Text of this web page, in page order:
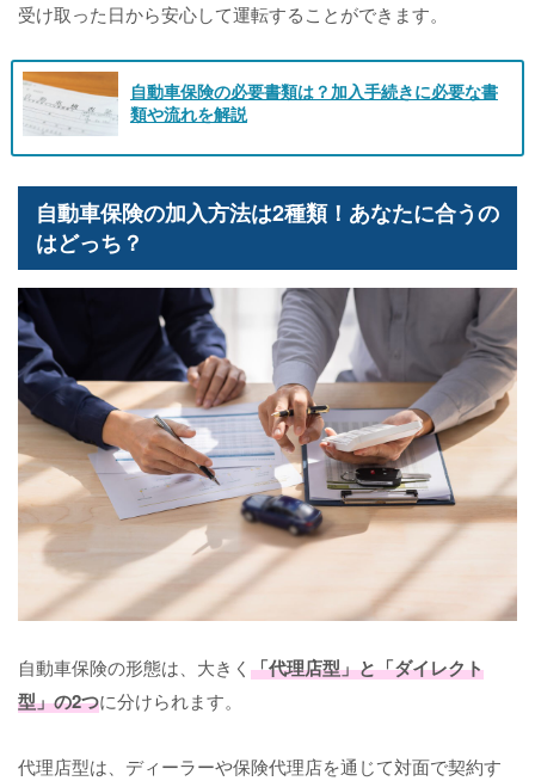
受け取った日から安心して運転することができます。
自動車保険の必要書類は？加入手続きに必要な書
類や流れを解説
自動車保険の加入方法は2種類！あなたに合うの
はどっち？
自動車保険の形態は、大きく 「代理店型」と「ダイレクト
型」の2つに分けられます。
代理店型は、ディーラーや保険代理店を通じて対面で契約す